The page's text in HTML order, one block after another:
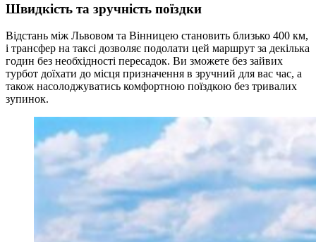
Швидкість та зручність поїздки
Відстань між Львовом та Вінницею становить близько 400 км,
і трансфер на таксі дозволяє подолати цей маршрут за декілька
годин без необхідності пересадок. Ви зможете без зайвих
турбот доїхати до місця призначення в зручний для вас час, а
також насолоджуватись комфортною поїздкою без тривалих
зупинок.